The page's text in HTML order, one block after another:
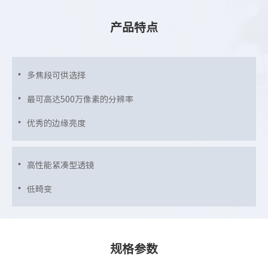
产品特点
多焦段可供选择
最可高达500万像素的分辨率
优秀的边缘亮度
高性能紧凑型透镜
低畸变
规格参数